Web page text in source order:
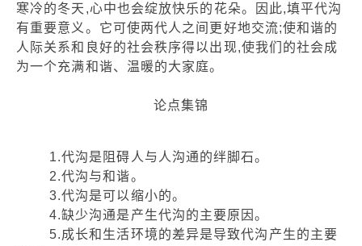
寒冷的冬天,心中也会绽放快乐的花朵。因此,填平代沟
有重要意义。它可使两代人之间更好地交流;使和谐的
人际关系和良好的社会秩序得以出现,使我们的社会成
为一个充满和谐、温暖的大家庭。
论点集锦
1.代沟是阻碍人与人沟通的绊脚石。
2.代沟与和谐。
3.代沟是可以缩小的。
4.缺少沟通是产生代沟的主要原因。
5.成长和生活环境的差异是导致代沟产生的主要